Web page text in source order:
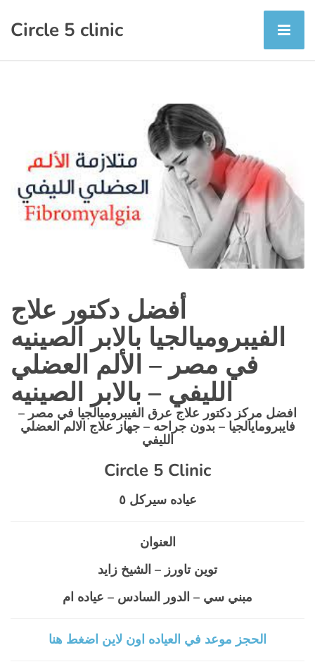
Circle 5 clinic
أفضل دكتور علاج
الفيبروميالجيا بالابر الصينيه
في مصر – الألم العضلي
الليفي – بالابر الصينيه
افضل مركز دكتور علاج عرق الفيبروميالجيا في مصر –
فايبرومايالجيا – بدون جراحه – جهاز علاج الالم العضلي
الليفي
Circle 5 Clinic
عياده سيركل٥
العنوان
توين تاورز – الشيخ زايد
مبني سي – الدور السادس – عياده ام
الحجز موعد في العياده اون لاين اضغط هنا